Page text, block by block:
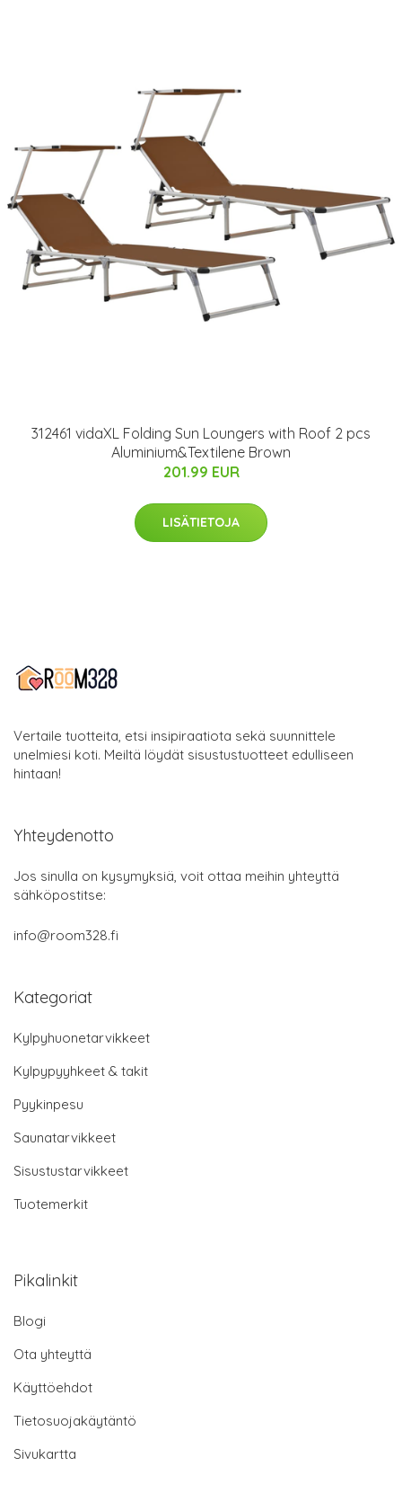
312461 vidaXL Folding Sun Loungers with Roof 2 pcs
Aluminium&Textilene Brown
201.99 EUR
LISÄTIETOJA
Vertaile tuotteita, etsi insipiraatiota sekä suunnittele
unelmiesi koti. Meiltä löydät sisustustuotteet edulliseen
hintaan!
Yhteydenotto
Jos sinulla on kysymyksiä, voit ottaa meihin yhteyttä
sähköpostitse:
info@room328.fi
Kategoriat
Kylpyhuonetarvikkeet
Kylpypyyhkeet & takit
Pyykinpesu
Saunatarvikkeet
Sisustustarvikkeet
Tuotemerkit
Pikalinkit
Blogi
Ota yhteyttä
Käyttöehdot
Tietosuojakäytäntö
Sivukartta